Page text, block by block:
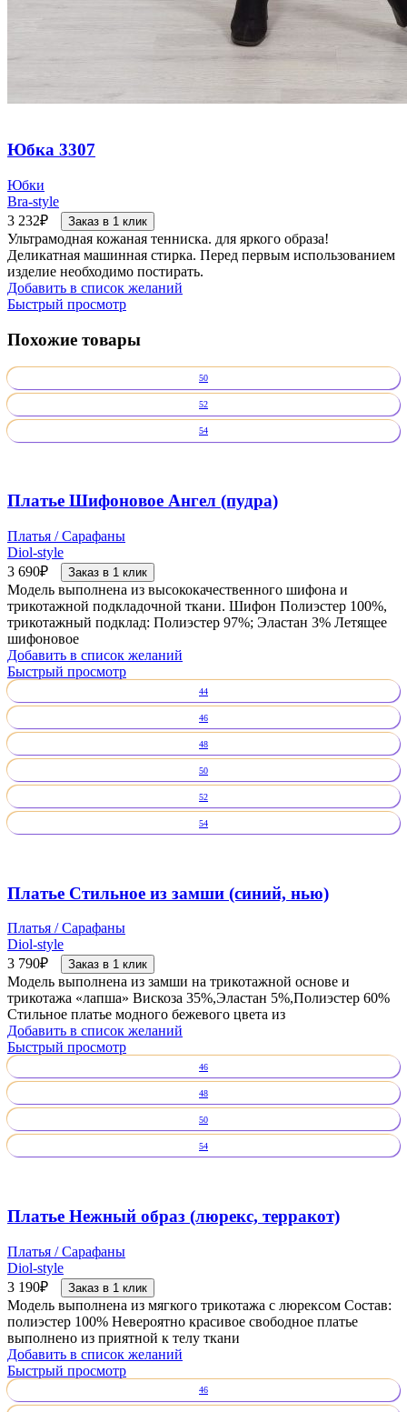
Юбка 3307
Юбки
Bra-style
3 232₽ Заказ в 1 клик
Ультрамодная кожаная тенниска. для яркого образа!
Деликатная машинная стирка. Перед первым использованием
изделие необходимо постирать.
Добавить в список желаний
Быстрый просмотр
Похожие товары
50
52
54
Платье Шифоновое Ангел (пудра)
Платья / Сарафаны
Diol-style
3 690₽ Заказ в 1 клик
Модель выполнена из высококачественного шифона и
трикотажной подкладочной ткани. Шифон Полиэстер 100%,
трикотажный подклад: Полиэстер 97%; Эластан 3% Летящее
шифоновое
Добавить в список желаний
Быстрый просмотр
44
46
48
50
52
54
Платье Стильное из замши (синий, нью)
Платья / Сарафаны
Diol-style
3 790₽ Заказ в 1 клик
Модель выполнена из замши на трикотажной основе и
трикотажа «лапша» Вискоза 35%,Эластан 5%,Полиэстер 60%
Стильное платье модного бежевого цвета из
Добавить в список желаний
Быстрый просмотр
46
48
50
54
Платье Нежный образ (люрекс, терракот)
Платья / Сарафаны
Diol-style
3 190₽ Заказ в 1 клик
Модель выполнена из мягкого трикотажа с люрексом Состав:
полиэстер 100% Невероятно красивое свободное платье
выполнено из приятной к телу ткани
Добавить в список желаний
Быстрый просмотр
46